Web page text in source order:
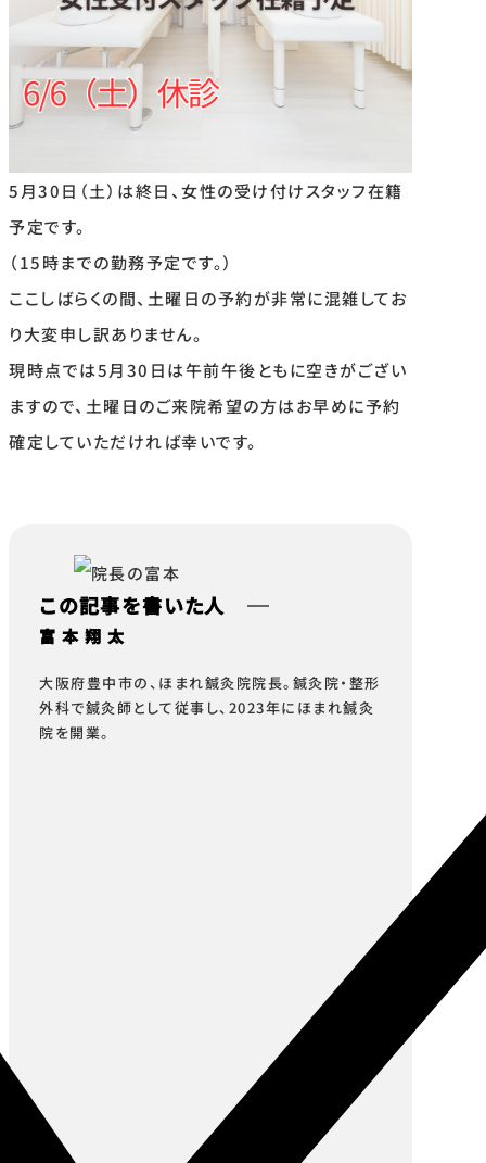
5月30日（土）は終日、女性の受け付けスタッフ在籍
予定です。
（15時までの勤務予定です。）
ここしばらくの間、土曜日の予約が非常に混雑してお
り大変申し訳ありません。
現時点では5月30日は午前午後ともに空きがござい
ますので、土曜日のご来院希望の方はお早めに予約
確定していただければ幸いです。
この記事を書いた人
富本翔太
大阪府豊中市の、ほまれ鍼灸院院長。鍼灸院・整形
外科で鍼灸師として従事し、2023年にほまれ鍼灸
院を開業。